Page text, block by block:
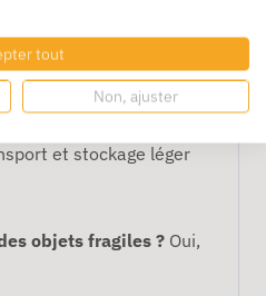
x 40 x 20 cm
et stockage léger
objets fragiles ? Oui,
tout
Non, ajuster